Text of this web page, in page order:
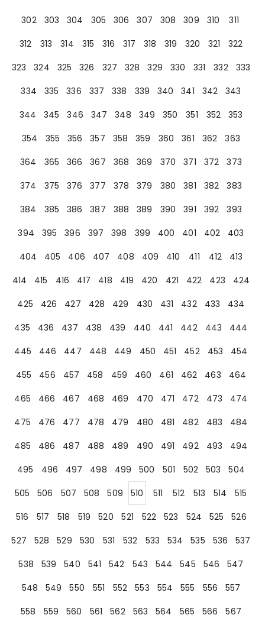
302
303 304 305 306 307 308 309 310
311
312
313 314 315 316 317 318 319 320 321
322
323
324 325 326 327 328 329 330 331 332
333
334
335 336 337 338 339 340 341 342
343
344
345 346 347 348 349 350 351 352
353
354
355 356 357 358 359 360 361 362
363
364
365 366 367 368 369 370 371 372
373
374
375 376 377 378 379 380 381 382
383
384
385 386 387 388 389 390 391 392
393
394
395 396 397 398 399 400 401 402
403
404
405 406 407 408 409 410 411 412
413
414
415 416 417 418 419 420 421 422 423
424
425
426 427 428 429 430 431 432 433
434
435
436 437 438 439 440 441 442 443
444
445
446 447 448 449 450 451 452 453
454
455
456 457 458 459 460 461 462 463
464
465
466 467 468 469 470 471 472 473
474
475
476 477 478 479 480 481 482 483
484
485
486 487 488 489 490 491 492 493
494
495
496 497 498 499 500 501 502 503
504
505
506 507 508 509 510 511 512 513 514
515
516
517 518 519 520 521 522 523 524 525
526
527
528 529 530 531 532 533 534 535 536
537
538
539 540 541 542 543 544 545 546
547
548
549 550 551 552 553 554 555 556
557
558
559 560 561 562 563 564 565 566
567